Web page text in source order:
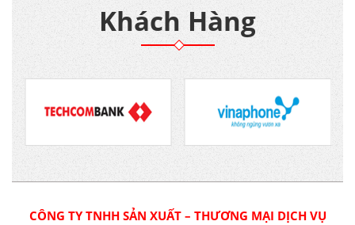
Khách Hàng
CÔNG TY TNHH SẢN XUẤT – THƯƠNG MẠI DỊCH VỤ